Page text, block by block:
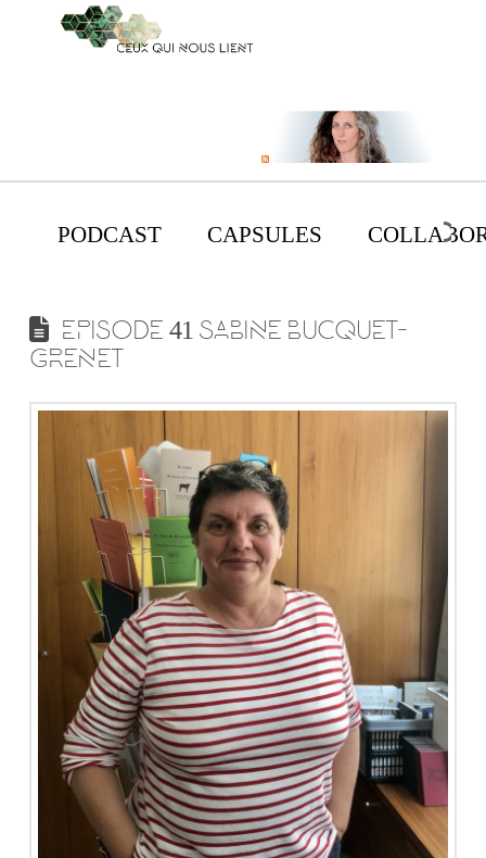
PODCAST CAPSULES
EPISODE 41 SABINE BUCQUET-
GRENET